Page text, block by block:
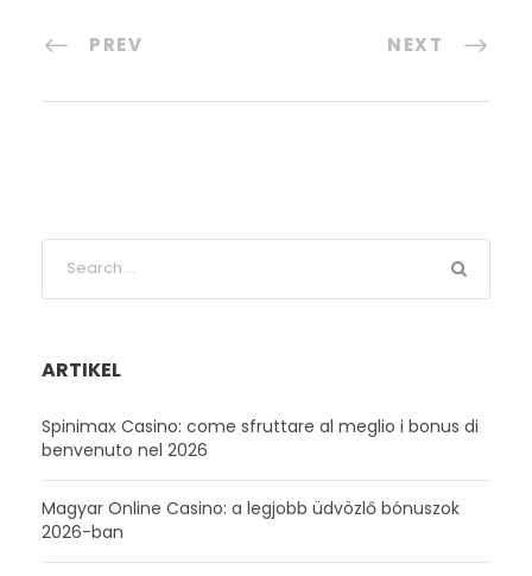
PREV NEXT
ARTIKEL
Spinimax Casino: come sfruttare al meglio i bonus di
benvenuto nel 2026
Magyar Online Casino: a legjobb üdvözlő bónuszok
2026-ban